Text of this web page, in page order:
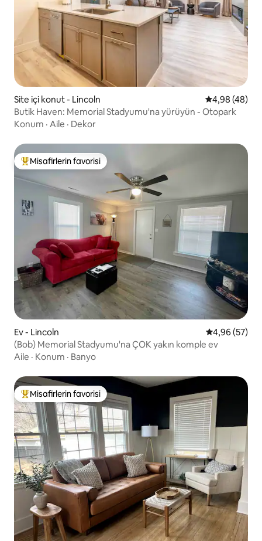
Site içi konut - Lincoln 5 üzerinden
4,98 (48)
Butik Haven: Memorial Stadyumu'na yürüyün - Otopark
Konum · Aile · Dekor
Misafirlerin favorilerinden en beğenilenler arasında
Misafirlerin favorisi
Ev - Lincoln 5 üzerinden
4,96 (57)
(Bob) Memorial Stadyumu'na ÇOK yakın komple ev
Aile · Konum · Banyo
Misafirlerin favorilerinden en beğenilenler arasında
Misafirlerin favorisi